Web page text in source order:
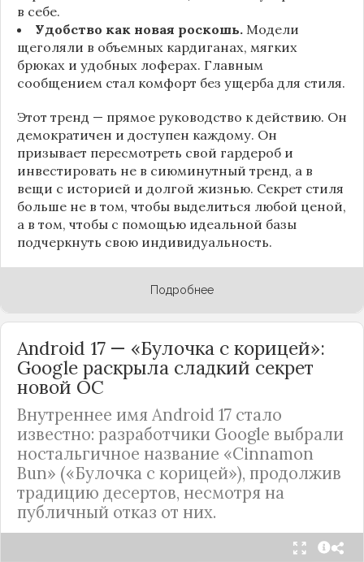
в себе.
Удобство как новая роскошь. Модели
щеголяли в объемных кардиганах, мягких
брюках и удобных лоферах. Главным
сообщением стал комфорт без ущерба для стиля.
Этот тренд — прямое руководство к действию. Он
демократичен и доступен каждому. Он
призывает пересмотреть свой гардероб и
инвестировать не в сиюминутный тренд, а в
вещи с историей и долгой жизнью. Секрет стиля
больше не в том, чтобы выделиться любой ценой,
а в том, чтобы с помощью идеальной базы
подчеркнуть свою индивидуальность.
Подробнее
Android 17 — «Булочка с корицей»:
Google раскрыла сладкий секрет
новой ОС
Внутреннее имя Android 17 стало
известно: разработчики Google выбрали
ностальгичное название «Cinnamon
Bun» («Булочка с корицей»), продолжив
традицию десертов, несмотря на
публичный отказ от них.